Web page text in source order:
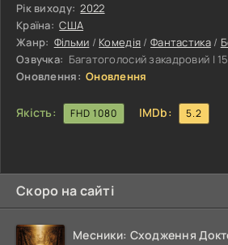
доля. Молоді люди були кинуті
знали батьківської любові і
людини, яка змогла б взяти опіку
зумів стати для дітей не тільки
Рік виходу: 2022
Країна: США
Жанр: Фільми / Комедія /Фантастика/
Озвучка: Багатоголосий закадровий |
Оновлення: Оновлення
Якість: FHD 1080 IMDb: 5.2
Скоро на сайті
Месники: Сходження